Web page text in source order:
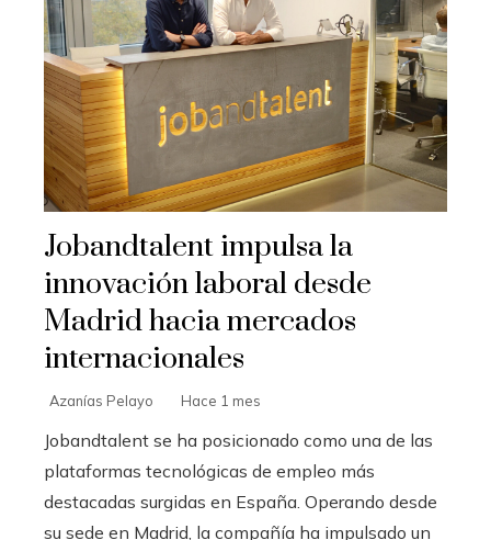
Jobandtalent impulsa la
innovación laboral desde
Madrid hacia mercados
internacionales
Azanías Pelayo Hace 1 mes
Jobandtalent se ha posicionado como una de las
plataformas tecnológicas de empleo más
destacadas surgidas en España. Operando desde
su sede en Madrid, la compañía ha impulsado un